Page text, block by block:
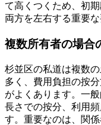
て高くつくため、初
両方を左右する重要な
複数所有者の場合
杉並区の私道は複数
多く、費用負担の按
がよくあります。一
長さでの按分、利用
す。重要なのは、関